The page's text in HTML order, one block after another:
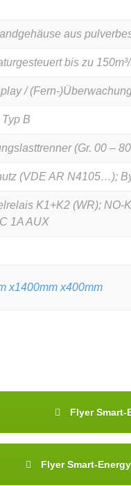
aus
bis zu
/ (Fern-
B
(Gr. 00 –
(VDE AR N4105…);
K1+K2 (WR); NO-
1A AUX
x1400mm x400mm
Flyer Smart-
Flyer Smart-